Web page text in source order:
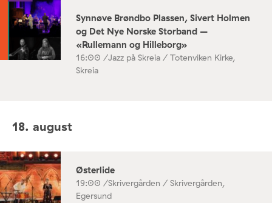
Synnøve Brøndbo Plassen, Sivert Holmen
og Det Nye Norske Storband –
«Rullemann og Hilleborg»
16:00 /Jazz på Skreia / Totenviken Kirke,
Skreia
18. august
Østerlide
19:00 /Skrivergården / Skrivergården,
Egersund